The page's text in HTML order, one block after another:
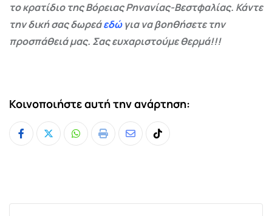
το κρατίδιο της Βόρειας Ρηνανίας-Βεστφαλίας. Κάντε
την δική σας δωρεάεδώγια να βοηθήσετε την
προσπάθειά μας. Σας ευχαριστούμε θερμά!!!
Κοινοποιήστε αυτή την ανάρτηση:
Whatsapp
Print
ShareTiktok